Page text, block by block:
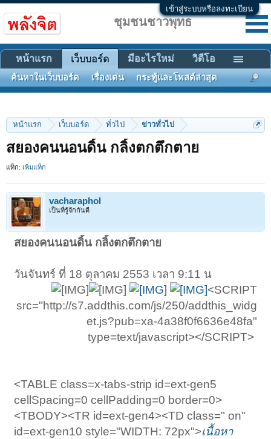
เข้าสู่ระบบหรือลงทะเบียน
หน้าแรก เว็บบอร์ด ทั่วไป ข่าวทั่วไป
สยองคนนอนดิ้น กลิ้งตกตึกตาย
แท็ก: เพิ่มแท็ก
vacharaphol
เป็นที่รู้จักกันดี
สยองคนนอนดิ้น กลิ้งตกตึกตาย
วันจันทร์ ที่ 18 ตุลาคม 2553 เวลา 9:11 น
<SCRIPT
src="http://s7.addthis.com/js/250/addthis_widg
et.js?pub=xa-4a38f0f6636e48fa"
type=text/javascript></SCRIPT> ​
<TABLE class=x-tabs-strip id=ext-gen5
cellSpacing=0 cellPadding=0 border=0>
<TBODY><TR id=ext-gen4><TD class=" on"
id=ext-gen10 style="WIDTH: 72px">เนื้อหา
ชุมชนชาวพุทธ
หน้าแรก เว็บบอร์ด
ค้นหาในเว็บบอร์ด เรื่องเด่น กระทู้และโพสต์ล่าสุด
มีอะไรใหม่ วิดีโอ